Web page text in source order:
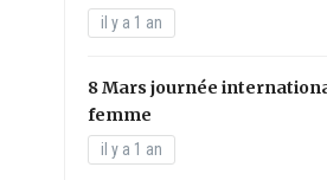
il y a 1 an
8 Mars journée
femme
il y a 1 an